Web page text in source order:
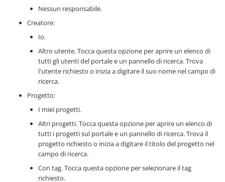
Nessun responsabile.
Creatore:
Io.
Altro utente. Tocca questa opzione per aprire un elenco di
tutti gli utenti del portale e un pannello di ricerca. Trova
l'utente richiesto o inizia a digitare il suo nome nel campo di
ricerca.
Progetto:
I miei progetti.
Altri progetti. Tocca questa opzione per aprire un elenco di
tutti i progetti sul portale e un pannello di ricerca. Trova il
progetto richiesto o inizia a digitare il titolo del progetto nel
campo di ricerca.
Con tag. Tocca questa opzione per selezionare il tag
richiesto.